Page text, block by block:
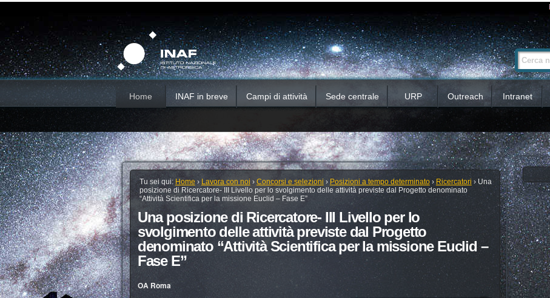
contenuti.
Salta
alla
navigazione
Cerca nel sito
Ricerca
avanzata…
Home INAF in breve Campi di attività Sede centrale URP Outreach Intranet
Tu sei qui: Home › Lavora con noi › Concorsi e selezioni › Posizioni a tempo determinato › Ricercatori › Una
posizione di Ricercatore- III Livello per lo svolgimento delle attività previste dal Progetto denominato
“Attività Scientifica per la missione Euclid – Fase E”
Una posizione di Ricercatore- III Livello per lo
svolgimento delle attività previste dal Progetto
denominato “Attività Scientifica per la missione Euclid –
Fase E”
OA Roma